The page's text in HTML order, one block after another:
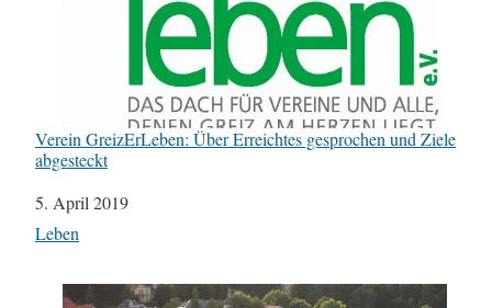
Verein GreizErLeben: Über Erreichtes gesprochen und Ziele
abgesteckt
Datum
5. April 2019
In Bezug auf
Leben